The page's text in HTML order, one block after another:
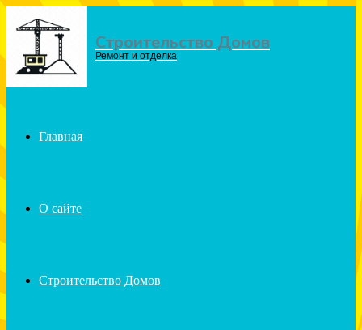
Строительство Домов
Ремонт и отделка
Главная
О сайте
Строительство Домов